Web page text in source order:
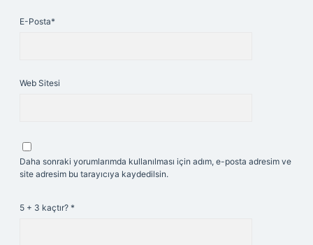
E-Posta*
Web Sitesi
Daha sonraki yorumlarımda kullanılması için adım, e-posta adresim ve
site adresim bu tarayıcıya kaydedilsin.
5 + 3 kaçtır? *